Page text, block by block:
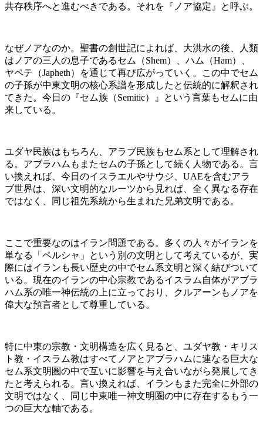
共存秩序へと進むべきである。それを『ノア協定』と呼ぶ。
なぜノアなのか。聖書の創世記によれば、大洪水の後、人類
はノアの三人の息子であるセム（Shem）、ハム（Ham）、
ヤペテ（Japheth）を通じて再び広がっていく。この中でセム
の子孫が中東文明の核心系譜を形成したと伝統的に解釈され
てきた。今日の『セム族（Semitic）』という言葉もセムに由
来している。
ユダヤ民族はもちろん、アラブ民族もセム系として理解され
る。アブラハムもまたセムの子孫として続く人物である。言
い換えれば、今日のイスラエルやサウジ、UAEを含むアラ
ブ世界は、深い文明的なルーツから見れば、全く異なる存在
ではなく、同じ祖先系統から生まれた兄弟文明である。
ここで重要なのはイラン問題である。多くの人々がイランを
単なる「ペルシャ」という別の文明として考えているが、実
際にはイランも長い歴史の中でセム系文明と深く結びついて
いる。現在のイランの中心宗教であるイスラム自体がアブラ
ハム系の唯一神伝統の上に立っており、クルアーンもノアを
偉大な預言者として尊重している。
特に中東の宗教・文明構造を広く見ると、ユダヤ教・キリス
ト教・イスラム教はすべてノアとアブラハムに連なる巨大な
セム系文明圏の中で互いに影響を与え合いながら発展してき
たと考えられる。言い換えれば、イランもまた完全に外部の
文明ではなく、同じ中東唯一神文明圏の中に存在するもう一
つの巨大な軸である。